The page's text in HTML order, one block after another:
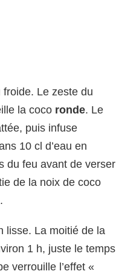
froide. Le zeste du
la coco ronde. Le
puis infuse
10 cl d’eau en
du feu avant de verser
de la noix de coco
lisse. La moitié de la
1 h, juste le temps
verrouille l’effet «